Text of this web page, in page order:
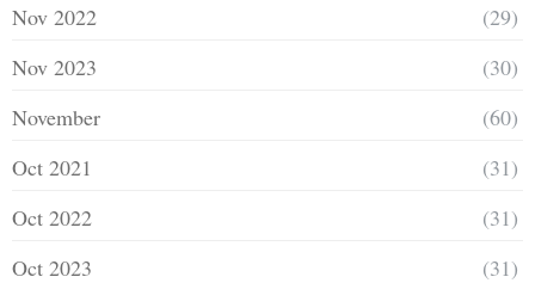
Nov 2022
(29)
Nov 2023
(30)
November
(60)
Oct 2021
(31)
Oct 2022
(31)
Oct 2023
(31)